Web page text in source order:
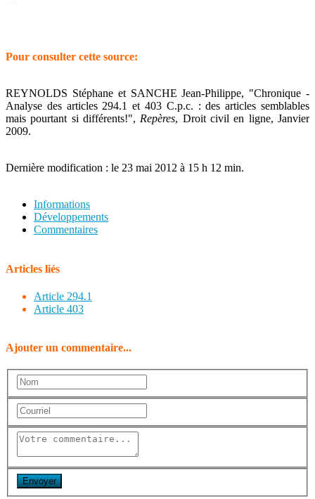
Pour consulter cette source:
REYNOLDS Stéphane et SANCHE Jean-Philippe, "Chronique -
Analyse des articles 294.1 et 403 C.p.c. : des articles semblables
mais pourtant si différents!", Repères, Droit civil en ligne, Janvier
2009.
Dernière modification : le 23 mai 2012 à 15 h 12 min.
Informations
Développements
Commentaires
Articles liés
Article 294.1
Article 403
Ajouter un commentaire...